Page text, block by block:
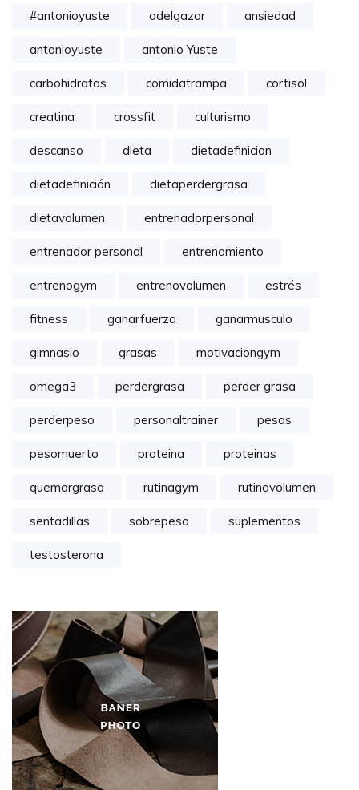
#antonioyuste adelgazar ansiedad
antonioyuste antonio Yuste
carbohidratos comidatrampa cortisol
creatina crossfit culturismo
descanso dieta dietadefinicion
dietadefinición dietaperdergrasa
dietavolumen entrenadorpersonal
entrenador personal entrenamiento
entrenogym entrenovolumen estrés
fitness ganarfuerza ganarmusculo
gimnasio grasas motivaciongym
omega3 perdergrasa perder grasa
perderpeso personaltrainer pesas
pesomuerto proteina proteinas
quemargrasa rutinagym rutinavolumen
sentadillas sobrepeso suplementos
testosterona